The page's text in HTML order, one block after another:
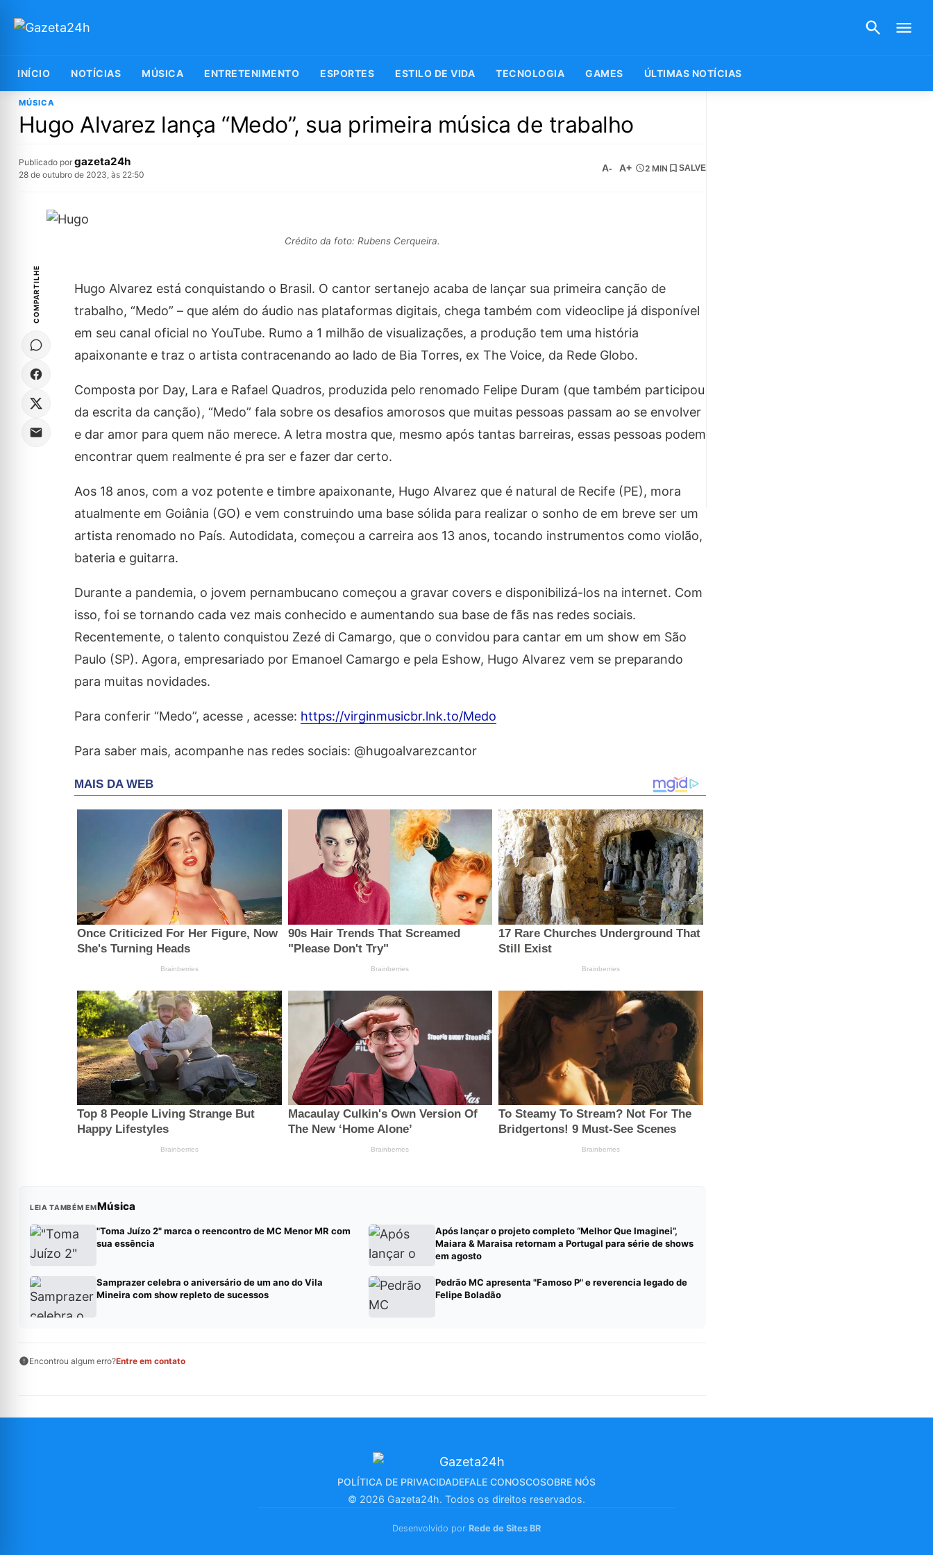
INÍCIO NOTÍCIAS MÚSICA ENTRETENIMENTO ESPORTES ESTILO DE VIDA TECNOLOGIA GAMES ÚLTIMAS NOTÍCIAS
MÚSICA
Hugo Alvarez lança “Medo”, sua primeira música de trabalho
Publicado por gazeta24h
28 de outubro de 2023, às 22:50
A- A+ 2 MIN SALVE
Crédito da foto: Rubens Cerqueira.
COMPARTILHE
Hugo Alvarez está conquistando o Brasil. O cantor sertanejo acaba de lançar sua primeira canção de
trabalho, “Medo” – que além do áudio nas plataformas digitais, chega também com videoclipe já disponível
em seu canal oficial no YouTube. Rumo a 1 milhão de visualizações, a produção tem uma história
apaixonante e traz o artista contracenando ao lado de Bia Torres, ex The Voice, da Rede Globo.
Composta por Day, Lara e Rafael Quadros, produzida pelo renomado Felipe Duram (que também participou
da escrita da canção), “Medo” fala sobre os desafios amorosos que muitas pessoas passam ao se envolver
e dar amor para quem não merece. A letra mostra que, mesmo após tantas barreiras, essas pessoas podem
encontrar quem realmente é pra ser e fazer dar certo.
Aos 18 anos, com a voz potente e timbre apaixonante, Hugo Alvarez que é natural de Recife (PE), mora
atualmente em Goiânia (GO) e vem construindo uma base sólida para realizar o sonho de em breve ser um
artista renomado no País. Autodidata, começou a carreira aos 13 anos, tocando instrumentos como violão,
bateria e guitarra.
Durante a pandemia, o jovem pernambucano começou a gravar covers e disponibilizá-los na internet. Com
isso, foi se tornando cada vez mais conhecido e aumentando sua base de fãs nas redes sociais.
Recentemente, o talento conquistou Zezé di Camargo, que o convidou para cantar em um show em São
Paulo (SP). Agora, empresariado por Emanoel Camargo e pela Eshow, Hugo Alvarez vem se preparando
para muitas novidades.
Para conferir “Medo”, acesse , acesse: https://virginmusicbr.lnk.to/Medo
Para saber mais, acompanhe nas redes sociais: @hugoalvarezcantor
LEIA TAMBÉM EMMúsica
"Toma Juízo 2" marca o reencontro de MC Menor MR com
sua essência
Após lançar o projeto completo “Melhor Que Imaginei”,
Maiara & Maraisa retornam a Portugal para série de shows
em agosto
Samprazer celebra o aniversário de um ano do Vila
Mineira com show repleto de sucessos
Pedrão MC apresenta "Famoso P" e reverencia legado de
Felipe Boladão
Encontrou algum erro?Entre em contato
POLÍTICA DE PRIVACIDADEFALE CONOSCOSOBRE NÓS
© 2026 Gazeta24h. Todos os direitos reservados.
Desenvolvido por Rede de Sites BR